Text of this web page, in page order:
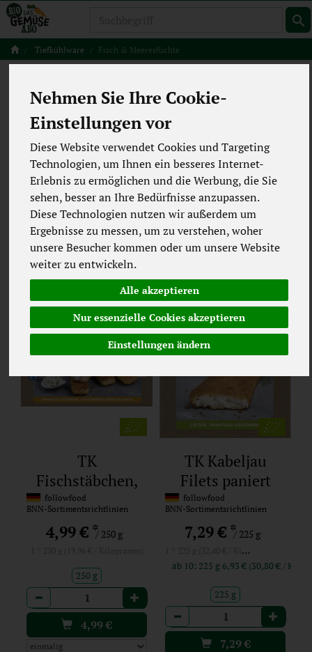
Nehmen Sie Ihre Cookie-
Einstellungen vor
Diese Website verwendet Cookies und Targeting
Technologien, um Ihnen ein besseres Internet-
Erlebnis zu ermöglichen und die Werbung, die Sie
sehen, besser an Ihre Bedürfnisse anzupassen.
Diese Technologien nutzen wir außerdem um
Ergebnisse zu messen, um zu verstehen, woher
unsere Besucher kommen oder um unsere Website
weiter zu entwickeln.
Alle akzeptieren
Nur essenzielle Cookies akzeptieren
Einstellungen ändern
Tiefkühlware Fisch & Meeresfüchte
4 von 5502
Hersteller Allergene
Merkmale
TK
Fischstäbchen,
paniert
followfood
BNN-Sortimentsrichtlinien
4,99 €*/ 250 g
250 g
Anzahl
4,99€
TK Kabeljau
Filets paniert
followfood
BNN-Sortimentsrichtlinien
7,29 € */ 225 g
1 * 225 g (32,40 € / Kilogramm)
ab 10: 225 g 6,93 € (30,80 €
225 g
Anzahl
7,29€